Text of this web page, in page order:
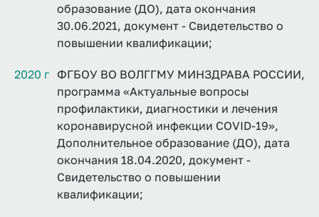
образование (ДО), дата окончания
30.06.2021, документ - Свидетельство о
повышении квалификации;
2020 г ФГБОУ ВО ВОЛГГМУ МИНЗДРАВА РОССИИ,
программа «Актуальные вопросы
профилактики, диагностики и лечения
коронавирусной инфекции COVID-19»,
Дополнительное образование (ДО), дата
окончания 18.04.2020, документ -
Свидетельство о повышении
квалификации;